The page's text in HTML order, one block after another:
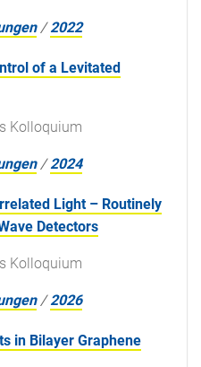
/2022
of a Levitated
Kolloquium
/2024
Light – Routinely
Detectors
Kolloquium
/2026
in Bilayer Graphene